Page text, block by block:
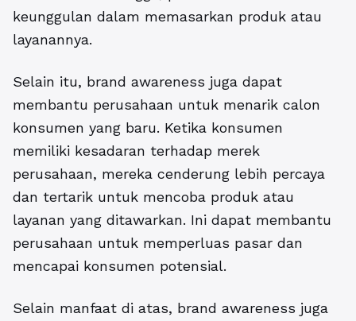
keunggulan dalam memasarkan produk atau
layanannya.
Selain itu, brand awareness juga dapat
membantu perusahaan untuk menarik calon
konsumen yang baru. Ketika konsumen
memiliki kesadaran terhadap merek
perusahaan, mereka cenderung lebih percaya
dan tertarik untuk mencoba produk atau
layanan yang ditawarkan. Ini dapat membantu
perusahaan untuk memperluas pasar dan
mencapai konsumen potensial.
Selain manfaat di atas, brand awareness juga